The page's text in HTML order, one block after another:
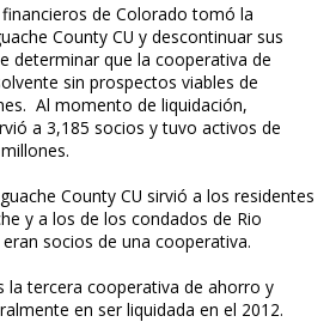
de Colorado tomó la
County CU y descontinuar sus
determinar que la cooperativa de
sin prospectos viables de
Al momento de liquidación,
a 3,185 socios y tuvo activos de
County CU sirvió a los residentes
y a los de los condados de Rio
socios de una cooperativa.
la tercera cooperativa de ahorro y
en ser liquidada en el 2012.